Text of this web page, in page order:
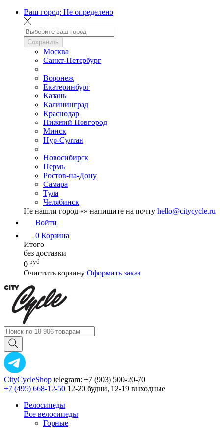
Ваш город: Не определено
Сохранить
Москва
Санкт-Петербург
Воронеж
Екатеринбург
Казань
Калининград
Краснодар
Нижний Новгород
Минск
Нур-Султан
Новосибирск
Пермь
Ростов-на-Дону
Самара
Тула
Челябинск
Не нашли город «» напишите на почту hello@citycycle.ru
Войти
0 Корзина
Итого
без доставки
0 руб
Очистить корзину Оформить заказ
CityCycleShop telegram: +7 (903) 500-20-70
+7 (495) 668-12-50 12-20 будни, 12-19 выходные
Велосипеды
Все велосипеды
Горные